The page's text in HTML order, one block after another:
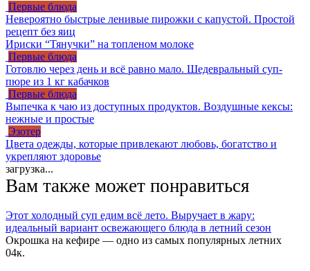
Первые блюда
Невероятно быстрые ленивые пирожки с капустой. Простой
рецепт без яиц
Ириски “Тянучки” на топлeном молоке
Первые блюда
Готовлю через день и всё равно мало. Шедевральный суп-
пюре из 1 кг кабачков
Первые блюда
Выпечка к чаю из доступных продуктов. Воздушные кексы:
нежные и простые
Эзотер
Цвета одежды, которые привлекают любовь, богатство и
укрепляют здоровье
загрузка...
Вам также может понравиться
Этот холодный суп едим всё лето. Выручает в жару:
идеальный вариант освежающего блюда в летний сезон
Окрошка на кефире — одно из самых популярных летних
04к.